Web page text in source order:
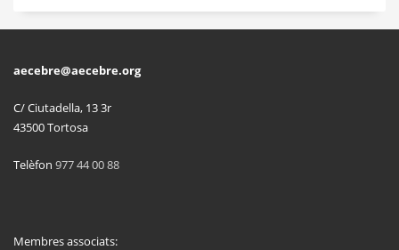
aecebre@aecebre.org
C/ Ciutadella, 13 3r
43500 Tortosa
Telèfon 977 44 00 88
Membres associats: